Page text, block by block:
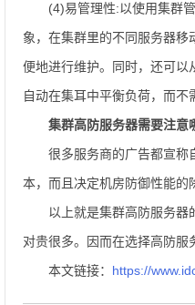
(4)易管理性:以使用集群
象，在集群里的不同服务器
便地进行维护。同时，还可以
自动在集耳中平衡负荷，而不
集群高防服务器需要注意
很多服务商的广告都宣称
本，而且决定机房防御性能的
以上就是集群高防服务器
对贵很多。因而在选择高防服
本文链接： https://